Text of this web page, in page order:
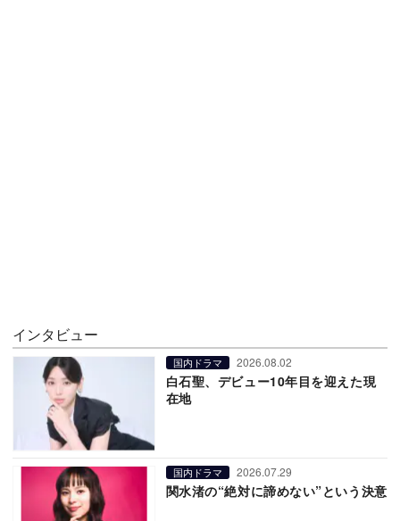
インタビュー
国内ドラマ 2026.08.02
白石聖、デビュー10年目を迎えた現
在地
国内ドラマ 2026.07.29
関水渚の“絶対に諦めない”という決意